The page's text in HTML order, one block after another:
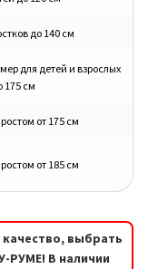
до 140 см
для детей и взрослых
175 см
от 175 см
от 185 см
выбрать
РУМЕ! В наличии